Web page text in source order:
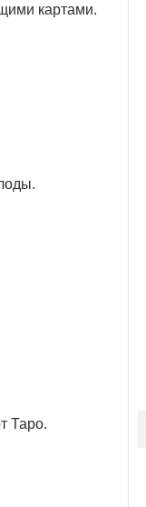
картами.
Таро.